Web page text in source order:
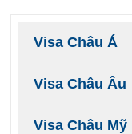
Visa Châu Á
Visa Châu Âu
Visa Châu Mỹ